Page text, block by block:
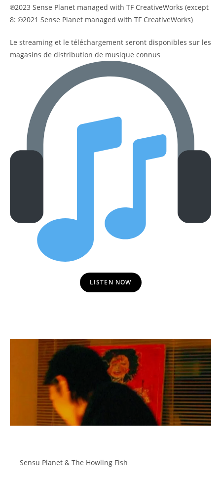
℗2023 Sense Planet managed with TF CreativeWorks (except
8: ℗2021 Sense Planet managed with TF CreativeWorks)
Le streaming et le téléchargement seront disponibles sur les
magasins de distribution de musique connus
LISTEN NOW
Sensu Planet & The Howling Fish